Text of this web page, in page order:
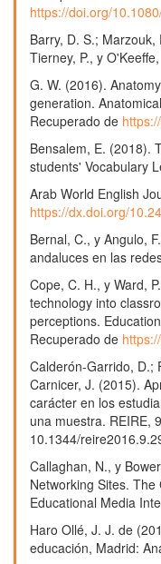
Redes sociales y
Ciencias Sociales,
10.31921/
María Constanza
Pedraza (2023)
Learning
HUMAN REVIEW.
Revista Internacional
1.
10.37467/
Norma Edith Castillo
(2023)
distancia durante la
REVIEW.
Internacional de
10.37467/
Mauricio Mejia-Lobo,
Calderón-Garrido
Evaluación del
diseñada para
Colombia.Edutec,
Educativa, 150.
10.21556/
https://doi.org/
Barry, D. S.; Marzouk,
Tierney, P., y O'Keeffe,
G. W. (2016).
generation.
Recuperado de
Bensalem, E. (2018).
students' Vocabulary
Arab World English
https://dx.doi.org/
Bernal, C., y Angulo,
andaluces en las
Cope, C. H., y Ward,
technology into
perceptions.
Recuperado de
Calderón-Garrido, D.;
Carnicer, J. (2015).
carácter en los
una muestra. REIRE,
10.1344/
Callaghan, N., y
Networking Sites.
Educational Media
Haro Ollé, J. J. de
educación, Madrid: